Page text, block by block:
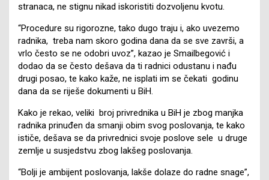
stranaca, ne stignu nikad iskoristiti dozvoljenu kvotu.
“Procedure su rigorozne, tako dugo traju i, ako uvezemo
radnika, treba nam skoro godina dana da se sve završi, a
vrlo često se ne odobri uvoz”, kazao je Smailbegović i
dodao da se često dešava da ti radnici odustanu i nađu
drugi posao, te kako kaže, ne isplati im se čekati godinu
dana da se riješe dokumenti u BiH.
Kako je rekao, veliki broj privrednika u BiH je zbog manjka
radnika prinuđen da smanji obim svog poslovanja, te kako
ističe, dešava se da privrednici svoje poslove sele u druge
zemlje u susjedstvu zbog lakšeg poslovanja.
“Bolji je ambijent poslovanja, lakše dolaze do radne snage”,